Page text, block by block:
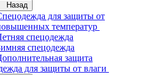
Назад
для защиты от
температур
спецодежда
спецодежда
защита
для защиты от влаги